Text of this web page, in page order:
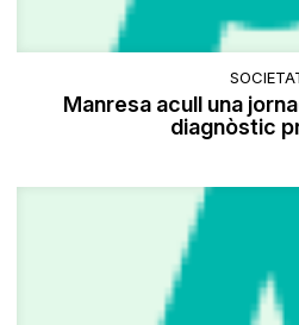
Manresa acull una
diagnòstic